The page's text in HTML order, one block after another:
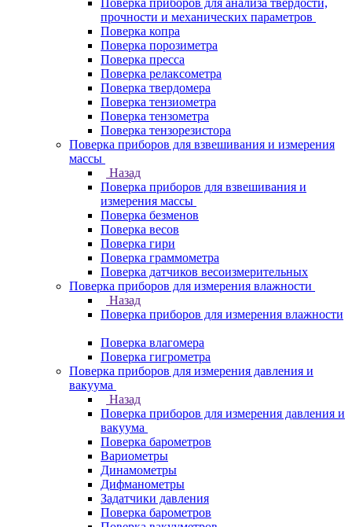
Поверка приборов для анализа твёрдости,
прочности и механических параметров
Поверка копра
Поверка порозиметра
Поверка пресса
Поверка релаксометра
Поверка твердомера
Поверка тензиометра
Поверка тензометра
Поверка тензорезистора
Поверка приборов для взвешивания и измерения
массы
Назад
Поверка приборов для взвешивания и
измерения массы
Поверка безменов
Поверка весов
Поверка гири
Поверка граммометра
Поверка датчиков весоизмерительных
Поверка приборов для измерения влажности
Назад
Поверка приборов для измерения влажности
Поверка влагомера
Поверка гигрометра
Поверка приборов для измерения давления и
вакуума
Назад
Поверка приборов для измерения давления и
вакуума
Поверка барометров
Вариометры
Динамометры
Дифманометры
Задатчики давления
Поверка барометров